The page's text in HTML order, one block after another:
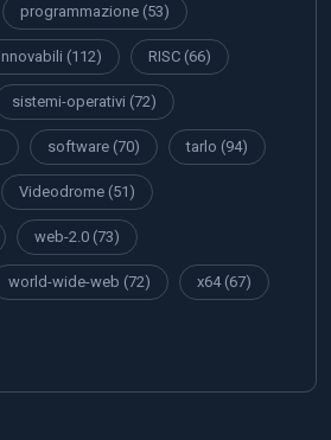
programmazione (53)
(112) RISC (66)
sistemi-operativi (72)
software (70) tarlo (94)
Videodrome (51)
web-2.0 (73)
world-wide-web (72) x64(67)